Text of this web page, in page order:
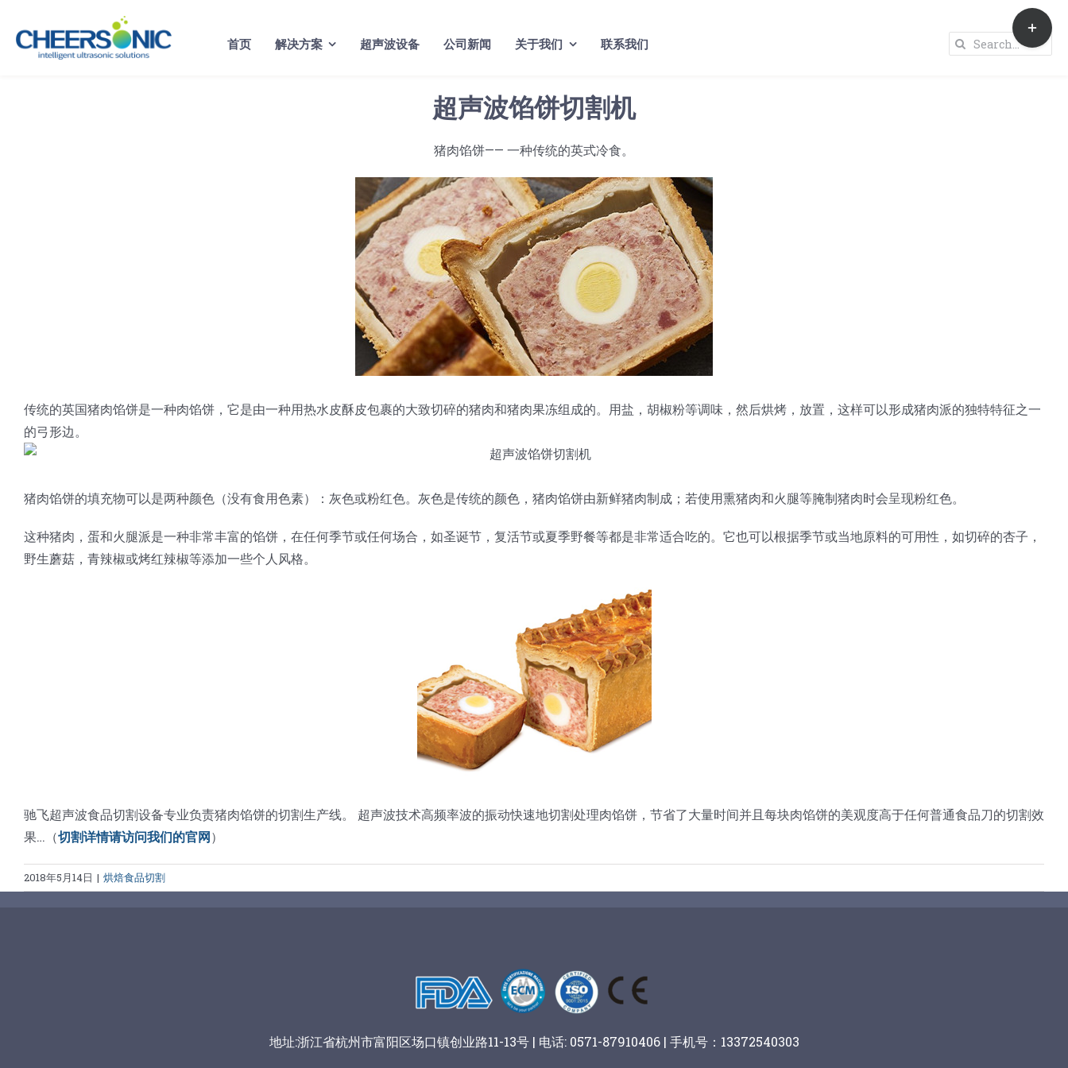
content
首页 解决方案 超声波设备 公司新闻 关于我们 联系我们
Search
超声波馅饼切割机
猪肉馅饼—— 一种传统的英式冷食。
传统的英国猪肉馅饼是一种肉馅饼，它是由一种用热水皮酥皮包裹的大致切碎的猪肉和猪肉果冻组成的。用盐，胡椒粉等调味，然后烘烤，放置，这样可以形成猪肉派的独特特征之一
的弓形边。
猪肉馅饼的填充物可以是两种颜色（没有食用色素）：灰色或粉红色。灰色是传统的颜色，猪肉馅饼由新鲜猪肉制成；若使用熏猪肉和火腿等腌制猪肉时会呈现粉红色。
这种猪肉，蛋和火腿派是一种非常丰富的馅饼，在任何季节或任何场合，如圣诞节，复活节或夏季野餐等都是非常适合吃的。它也可以根据季节或当地原料的可用性，如切碎的杏子，
野生蘑菇，青辣椒或烤红辣椒等添加一些个人风格。
驰飞超声波食品切割设备专业负责猪肉馅饼的切割生产线。 超声波技术高频率波的振动快速地切割处理肉馅饼，节省了大量时间并且每块肉馅饼的美观度高于任何普通食品刀的切割效
果…（切割详情请访问我们的官网）
2018年5月14日 | 烘焙食品切割
地址:浙江省杭州市富阳区场口镇创业路11-13号 | 电话: 0571-87910406 | 手机号：13372540303
Toggle
Sliding